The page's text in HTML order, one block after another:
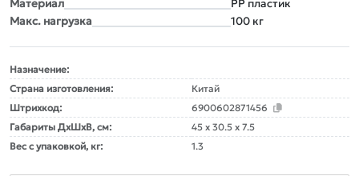
Материал
PP пластик
Макс. нагрузка
100 кг
Назначение:
Страна изготовления:
Китай
Штрихкод:
6900602871456
Габариты ДxШxВ, см:
45 x 30.5 x 7.5
Вес с упаковкой, кг:
1.3